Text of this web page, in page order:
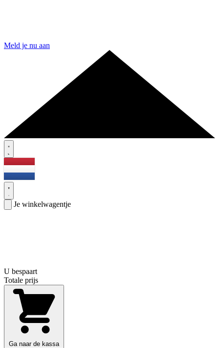
Meld je nu aan
Je winkelwagentje
U bespaart
Totale prijs
Ga naar de kassa